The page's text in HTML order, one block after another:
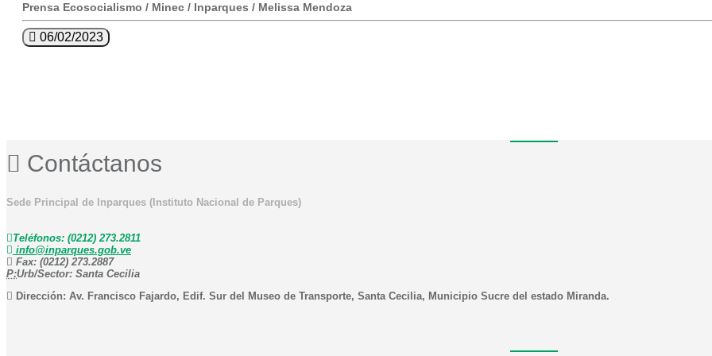
Prensa Ecosocialismo / Minec / Inparques / Melissa Mendoza
06/02/2023
Contáctanos
Sede Principal de Inparques (Instituto Nacional de Parques)
Teléfonos: (0212) 273.2811
info@inparques.gob.ve
Fax: (0212) 273.2887
P:Urb/Sector: Santa Cecilia
Dirección: Av. Francisco Fajardo, Edif. Sur del Museo de Transporte, Santa Cecilia, Municipio Sucre del estado Miranda.